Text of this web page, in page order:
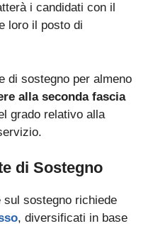
i candidati con il
loro il posto di
di sostegno per almeno
alla seconda fascia
grado relativo alla
di Sostegno
sul sostegno richiede
, diversificati in base